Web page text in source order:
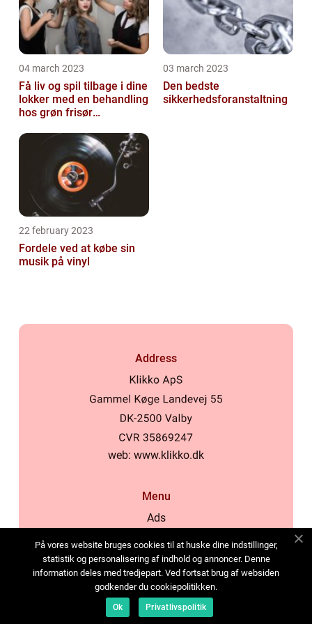
04 march 2023
Få liv og spil tilbage i dine
lokker med en behandling
hos grøn frisør
03 march 2023
Den bedste
sikkerhedsforanstaltning
22 february 2023
Fordele ved at købe sin
musik på vinyl
Address
web: www.klikko.dk
Menu
Ads
Cookies
Contact
Sitemap
På vores website bruges cookies til at huske dine indstillinger,
statistik og personalisering af indhold og annoncer. Denne
information deles med tredjepart. Ved fortsat brug af websiden
godkender du cookiepolitikken.
Ok Privatlivspolitik